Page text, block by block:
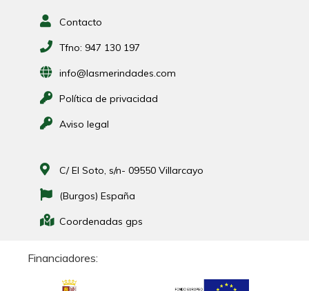
Contacto
Tfno: 947 130 197
info@lasmerindades.com
Política de privacidad
Aviso legal
C/ El Soto, s/n- 09550 Villarcayo
(Burgos) España
Coordenadas gps
Financiadores: